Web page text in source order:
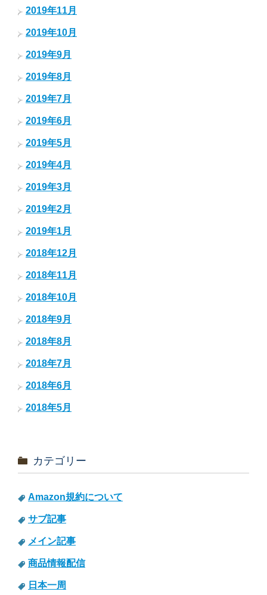
2019年11月
2019年10月
2019年9月
2019年8月
2019年7月
2019年6月
2019年5月
2019年4月
2019年3月
2019年2月
2019年1月
2018年12月
2018年11月
2018年10月
2018年9月
2018年8月
2018年7月
2018年6月
2018年5月
カテゴリー
Amazon規約について
サブ記事
メイン記事
商品情報配信
日本一周